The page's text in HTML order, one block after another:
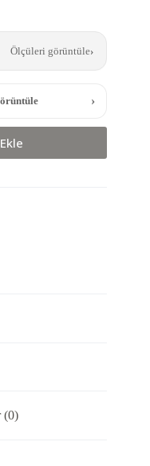
Ölçüleri görüntüle›
›
(0)